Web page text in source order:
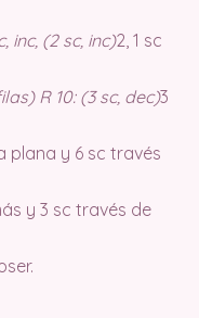
inc, (2 sc, inc)2, 1 sc
R 10: (3 sc, dec)3
plana y 6 sc través
y 3 sc través de